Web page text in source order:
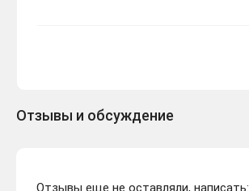
Отзывы и обсуждение
Отзывы еще не оставляли, написать: